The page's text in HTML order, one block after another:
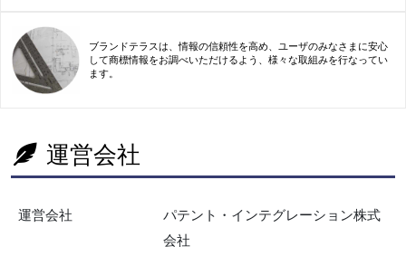
ブランドテラスは、情報の信頼性を高め、ユーザのみなさまに安心
して商標情報をお調べいただけるよう、様々な取組みを行なってい
ます。
運営会社
運営会社
パテント・インテグレーション株式
会社